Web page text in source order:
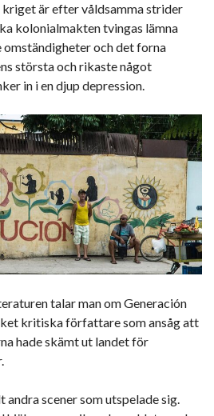
är efter våldsamma strider
kolonialmakten tvingas lämna
omständigheter och det forna
största och rikaste något
in i en djup depression.
talar man om Generación
kritiska författare som ansåg att
hade skämt ut landet för
scener som utspelade sig.